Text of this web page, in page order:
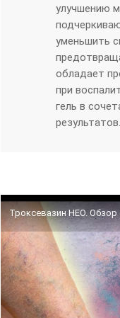
улучшению
уменьшить
обладает
при
гель в
результатов.
Троксевазин НЕО. Обзор